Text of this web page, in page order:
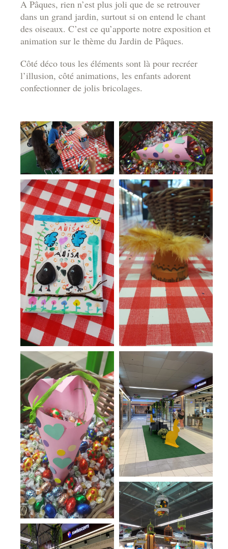
A Pâques, rien n’est plus joli que de se retrouver
dans un grand jardin, surtout si on entend le chant
des oiseaux. C’est ce qu’apporte notre exposition et
animation sur le thème du Jardin de Pâques.
Côté déco tous les éléments sont là pour recréer
l’illusion, côté animations, les enfants adorent
confectionner de jolis bricolages.